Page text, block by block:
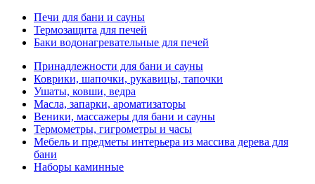
Печи для бани и сауны
Термозащита для печей
Баки водонагревательные для печей
Принадлежности для бани и сауны
Коврики, шапочки, рукавицы, тапочки
Ушаты, ковши, ведра
Масла, запарки, ароматизаторы
Веники, массажеры для бани и сауны
Термометры, гигрометры и часы
Мебель и предметы интерьера из массива дерева для
бани
Наборы каминные